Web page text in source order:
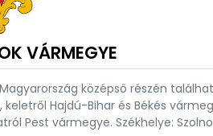
VÁRMEGYE
középső részén
Hajdú-Bihar és Békés
Pest vármegye. Székhelye: